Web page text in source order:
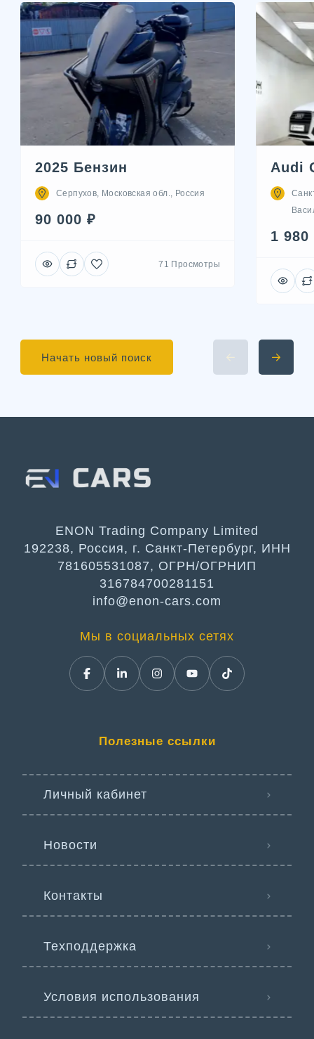
2025 Бензин
Серпухов, Московская обл., Россия
90 000 ₽
71 Просмотры
Audi
1 980
Начать новый поиск
ENON Trading Company Limited
192238, Россия, г. Санкт-Петербург, ИНН
781605531087, ОГРН/ОГРНИП
316784700281151
info@enon-cars.com
Мы в социальных сетях
Полезные ссылки
Личный кабинет
Новости
Контакты
Техподдержка
Условия использования